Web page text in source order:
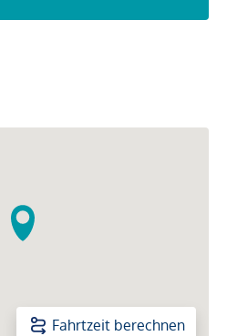
Fahrtzeit berechnen